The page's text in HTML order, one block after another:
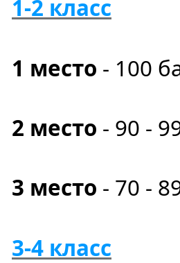
1-2 класс
1 место - 100
2 место - 90 -
3 место - 70 -
3-4 класс